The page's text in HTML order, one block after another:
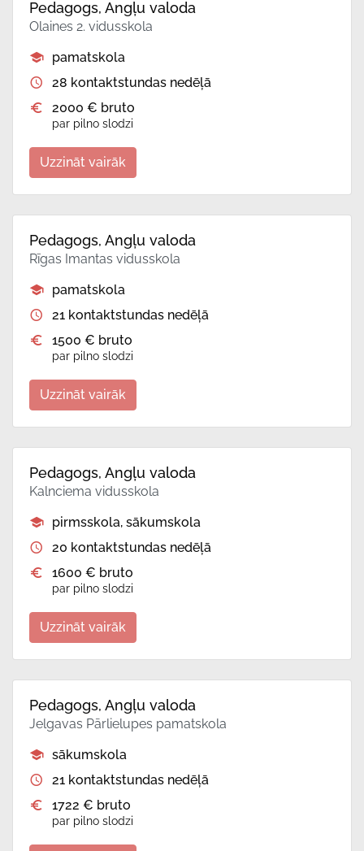
Pedagogs, Angļu valoda
Olaines 2. vidusskola
pamatskola
28 kontaktstundas nedēļā
2000 € bruto
par pilno slodzi
Uzzināt vairāk
Pedagogs, Angļu valoda
Rīgas Imantas vidusskola
pamatskola
21 kontaktstundas nedēļā
1500 € bruto
par pilno slodzi
Uzzināt vairāk
Pedagogs, Angļu valoda
Kalnciema vidusskola
pirmsskola, sākumskola
20 kontaktstundas nedēļā
1600 € bruto
par pilno slodzi
Uzzināt vairāk
Pedagogs, Angļu valoda
Jelgavas Pārlielupes pamatskola
sākumskola
21 kontaktstundas nedēļā
1722 € bruto
par pilno slodzi